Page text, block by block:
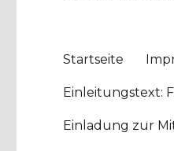
Startseite
Einleitungstext:
Einladung zur